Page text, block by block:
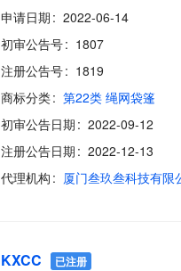
申请日期
2022-06-14
初审公告号
1807
注册公告号
1819
商标分类
第22类 绳网袋篷
初审公告日期
2022-09-12
注册公告日期
2022-12-13
代理机构
厦门叁玖叁科技有限
KXCC 已注册